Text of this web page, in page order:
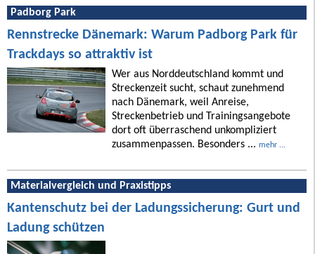
Padborg Park
Rennstrecke Dänemark: Warum Padborg Park für
Trackdays so attraktiv ist
Wer aus Norddeutschland kommt und
Streckenzeit sucht, schaut zunehmend
nach Dänemark, weil Anreise,
Streckenbetrieb und Trainingsangebote
dort oft überraschend unkompliziert
zusammenpassen. Besonders ... mehr ...
Materialvergleich und Praxistipps
Kantenschutz bei der Ladungssicherung: Gurt und
Ladung schützen